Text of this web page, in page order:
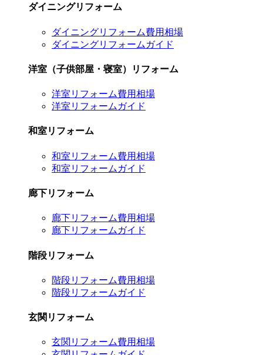
ダイニングリフォーム
ダイニングリフォーム費用相場
ダイニングリフォームガイド
洋室（子供部屋・寝室）リフォーム
洋室リフォーム費用相場
洋室リフォームガイド
和室リフォーム
和室リフォーム費用相場
和室リフォームガイド
廊下リフォーム
廊下リフォーム費用相場
廊下リフォームガイド
階段リフォーム
階段リフォーム費用相場
階段リフォームガイド
玄関リフォーム
玄関リフォーム費用相場